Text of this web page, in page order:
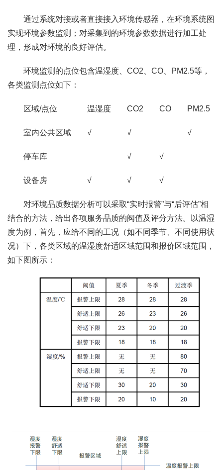
通过系统对接或者直接接入环境传感器，在环境系统图
实现环境参数监测；对采集到的环境参数数据进行加工处
理，形成对环境的良好评估。
环境监测的点位包含温湿度、CO2、CO、PM2.5等，
各类监测点位如下：
区域/点位 温湿度 CO2 CO PM2.5
室内公共区域 √ √ √
停车库 √ √
设备房 √ √ √
对环境品质数据分析可以采取“实时报警”与“后评估”相
结合的方法，给出各项服务品质的阀值及评分方法。以温湿
度为例，首先，应给不同的工况（如不同季节、不同使用状
况）下，各类区域的温湿度舒适区域范围和报价区域范围，
如下图所示：